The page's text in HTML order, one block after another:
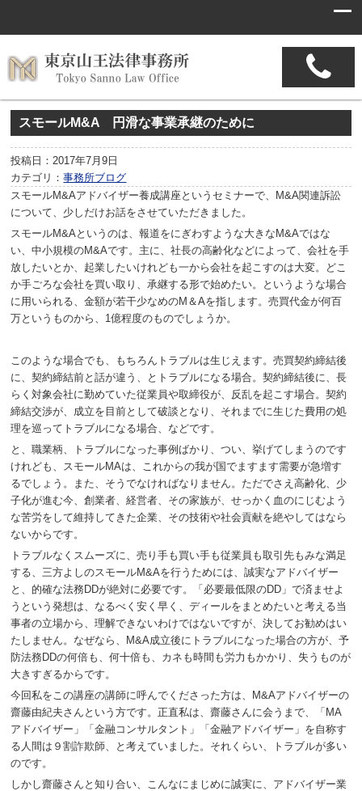
スモールM&A 円滑な事業承継のために
投稿日：2017年7月9日
カテゴリ：事務所ブログ
スモールM&Aアドバイザー養成講座というセミナーで、M&A関連訴訟
について、少しだけお話をさせていただきました。
スモールM&Aというのは、報道をにぎわすような大きなM&Aではな
い、中小規模のM&Aです。主に、社長の高齢化などによって、会社を手
放したいとか、起業したいけれども一から会社を起こすのは大変。どこ
か手ごろな会社を買い取り、承継する形で始めたい。というような場合
に用いられる、金額が若干少なめのM＆Aを指します。売買代金が何百
万というものから、1億程度のものでしょうか。
このような場合でも、もちろんトラブルは生じえます。売買契約締結後
に、契約締結前と話が違う、とトラブルになる場合。契約締結後に、長
らく対象会社に勤めていた従業員や取締役が、反乱を起こす場合。契約
締結交渉が、成立を目前として破談となり、それまでに生じた費用の処
理を巡ってトラブルになる場合、などです。
と、職業柄、トラブルになった事例ばかり、つい、挙げてしまうのです
けれども、スモールMAは、これからの我が国でますます需要が急増す
るでしょう。また、そうでなければなりません。ただでさえ高齢化、少
子化が進む今、創業者、経営者、その家族が、せっかく血のにじむよう
な苦労をして維持してきた企業、その技術や社会貢献を絶やしてはなら
ないからです。
トラブルなくスムーズに、売り手も買い手も従業員も取引先もみな満足
する、三方よしのスモールM&Aを行うためには、誠実なアドバイザー
と、的確な法務DDが絶対に必要です。「必要最低限のDD」で済ませよ
うという発想は、なるべく安く早く、ディールをまとめたいと考える当
事者の立場から、理解できないわけではないですが、決してお勧めはい
たしません。なぜなら、M&A成立後にトラブルになった場合の方が、予
防法務DDの何倍も、何十倍も、カネも時間も労力もかかり、失うものが
大きすぎるからです。
今回私をこの講座の講師に呼んでくださった方は、M&Aアドバイザーの
齋藤由紀夫さんという方です。正直私は、齋藤さんに会うまで、「MA
アドバイザー」「金融コンサルタント」「金融アドバイザー」を自称す
る人間は９割詐欺師、と考えていました。それくらい、トラブルが多い
のです。
しかし齋藤さんと知り合い、こんなにまじめに誠実に、アドバイザー業